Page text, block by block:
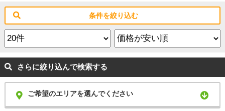
条件を絞り込む
さらに絞り込んで検索する
ご希望のエリアを選んでください